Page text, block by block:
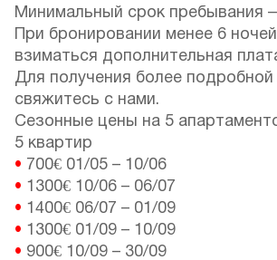
Минимальный срок пребывания
При бронировании менее 6
взиматься дополнительная
Для получения более
свяжитесь с нами.
Сезонные цены на 5
5 квартир
• 700€ 01/05 – 10/06
• 1300€ 10/06 – 06/07
• 1400€ 06/07 – 01/09
• 1300€ 01/09 – 10/09
• 900€ 10/09 – 30/09